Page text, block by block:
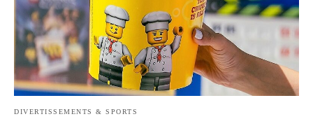
DIVERTISSEMENTS & SPORTS